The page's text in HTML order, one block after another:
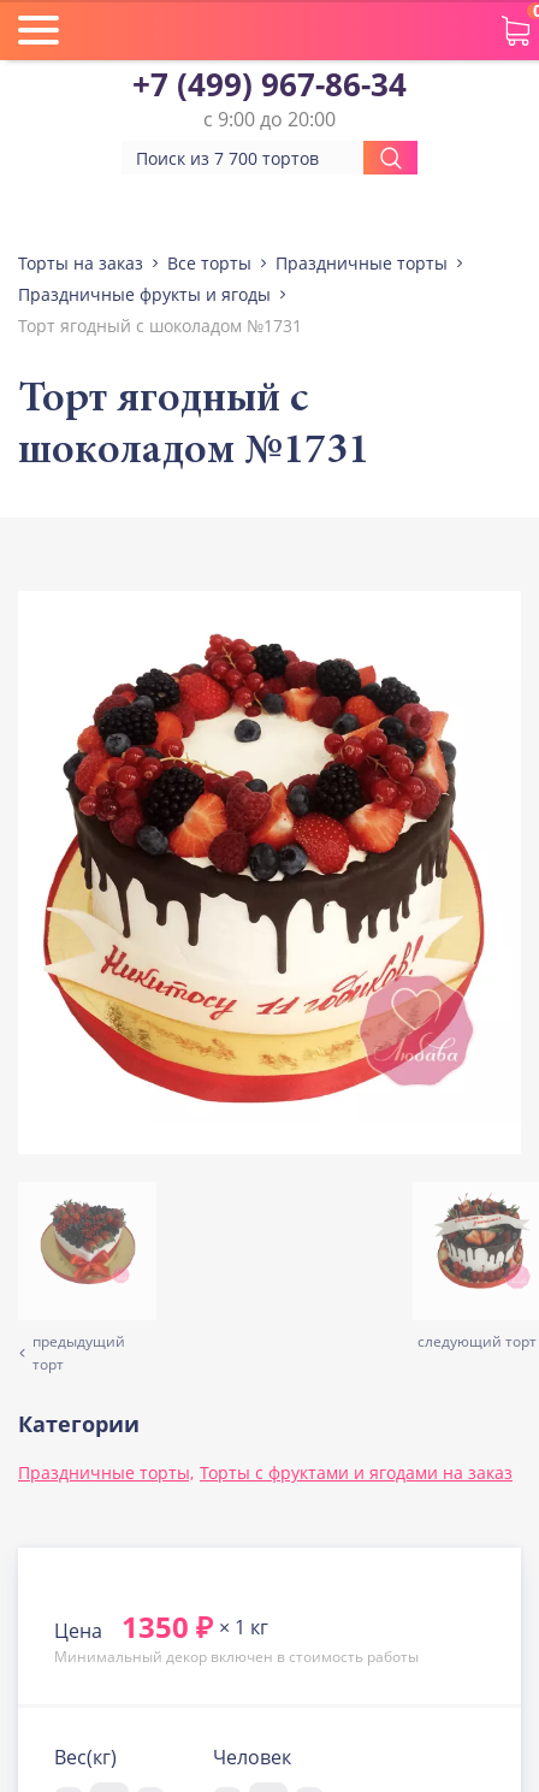
+7 (499) 967-86-34
с 9:00 до 20:00
Торты на заказ Все торты
Праздничные торты
Праздничные фрукты и ягоды
Торт ягодный с шоколадом №1731
Торт ягодный с
шоколадом №1731
предыдущий
торт
следующий торт
Категории
Праздничные торты, Торты с фруктами и ягодами на заказ
Цена 1350 ₽ × 1 кг
Минимальный декор включен в стоимость работы
Вес(кг) Человек